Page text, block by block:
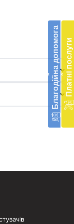
‹ Благодійна допомогав
‹ Платні послуги